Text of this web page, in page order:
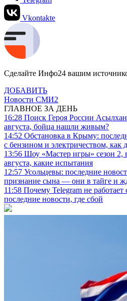
Vkontakte
Сделайте Инфо24 вашим
ДОБАВИТЬ
Новости СМИ2
ГЛАВНОЕ ЗА ДЕНЬ
16:28 Поиск Героя России
августа, бойца нашли живым?
14:52 Обстановка в Крыму:
с бензином и электричеством, как
13:56 Шоу «Мастер игры» сезон 2,
августа, какие испытания
12:57 Усольцевы: последние
признание сына — они в тайге и
11:58 Почему Telegram не работает
последние новости, где сбой